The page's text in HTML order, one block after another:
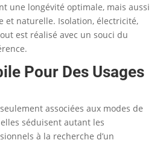
une longévité optimale, mais aussi
et naturelle. Isolation, électricité,
est réalisé avec un souci du
Pour Des Usages
associées aux modes de
séduisent autant les
à la recherche d’un